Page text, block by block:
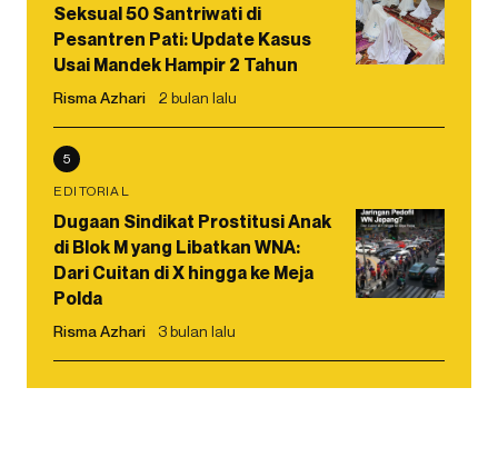
Seksual 50 Santriwati di
Pesantren Pati: Update Kasus
Usai Mandek Hampir 2 Tahun
Risma Azhari 2 bulan lalu
5
EDITORIAL
Dugaan Sindikat Prostitusi Anak
di Blok M yang Libatkan WNA:
Dari Cuitan di X hingga ke Meja
Polda
Risma Azhari 3 bulan lalu